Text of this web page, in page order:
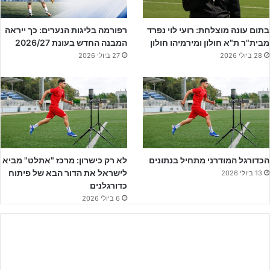
שלושה משחקים שלושה נצחונות – יש הסבר להצלחה?
בתום עונה מוצלחת: רועי לוי נפרד
מבית"ר ת"א חולון ומירמיהו חולון
28 ביולי 2026
רפורמה בליגות הנערים: כך ייראה
המבנה החדש בעונת 2026/27
27 ביולי 2026
הכדורגל המודרני מתחיל בנתונים
13 ביולי 2026
לא רק כישרון: מרכז "אתלט" מביא
לישראל את הדור הבא של פיתוח
כדורגלנים
6 ביולי 2026